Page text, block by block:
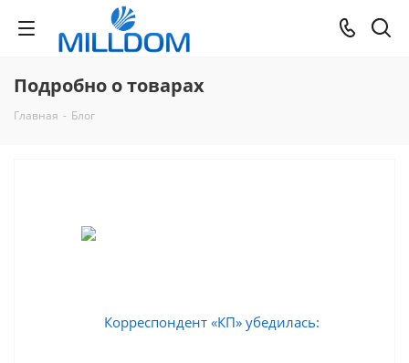
Подробно о товарах
Главная - Блог